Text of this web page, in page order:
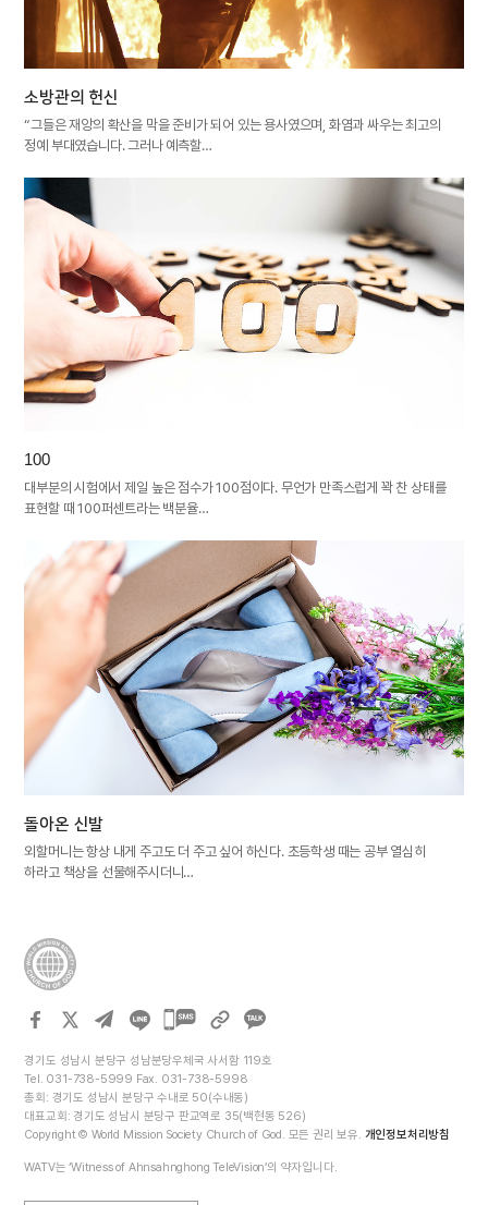
소방관의 헌신
“그들은 재앙의 확산을 막을 준비가 되어 있는 용사였으며, 화염과 싸우는 최고의
정예 부대였습니다. 그러나 예측할…
100
대부분의 시험에서 제일 높은 점수가 100점이다. 무언가 만족스럽게 꽉 찬 상태를
표현할 때 100퍼센트라는 백분율…
돌아온 신발
외할머니는 항상 내게 주고도 더 주고 싶어 하신다. 초등학생 때는 공부 열심히
하라고 책상을 선물해주시더니…
카카오톡
경기도 성남시 분당구 성남분당우체국 사서함 119호
Tel. 031-738-5999 Fax. 031-738-5998
총회: 경기도 성남시 분당구 수내로 50(수내동)
대표교회: 경기도 성남시 분당구 판교역로 35(백현동 526)
Copyright © World Mission Society Church of God. 모든 권리 보유. 개인정보처리방침
WATV는 ‘Witness of Ahnsahnghong TeleVision’의 약자입니다.